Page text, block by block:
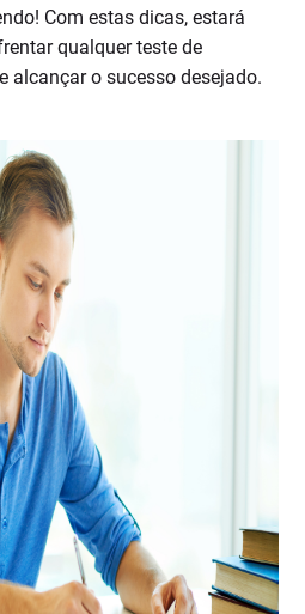
Com estas dicas, estará
qualquer teste de
alcançar o sucesso desejado.